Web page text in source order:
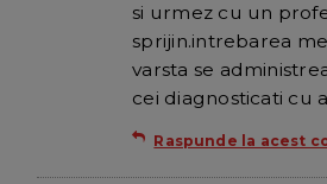
si urmez cu un
sprijin.intrebarea
varsta se
cei diagnosticati cu
Raspunde la acest